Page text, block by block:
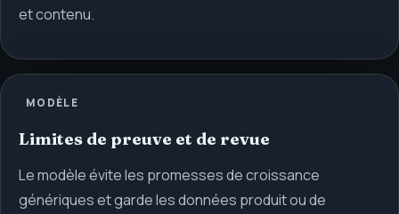
et contenu.
MODÈLE
Limites de preuve et de revue
Le modèle évite les promesses de croissance
génériques et garde les données produit ou de